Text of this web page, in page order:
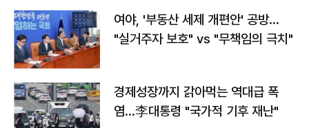
여야, '부동산 세제 개편안' 공방…
"실거주자 보호" vs "무책임의 극치"
경제성장까지 갉아먹는 역대급 폭
염…李대통령 "국가적 기후 재난"